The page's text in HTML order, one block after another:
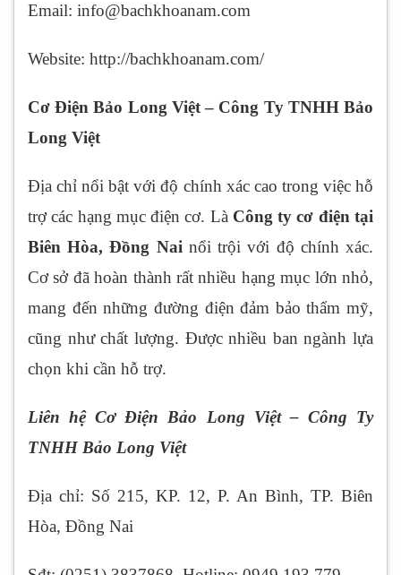
Email: info@bachkhoanam.com
Website: http://bachkhoanam.com/
Cơ Điện Bảo Long Việt – Công Ty TNHH Bảo
Long Việt
Địa chỉ nổi bật với độ chính xác cao trong việc hỗ
trợ các hạng mục điện cơ. Là Công ty cơ điện tại
Biên Hòa, Đồng Nai nổi trội với độ chính xác.
Cơ sở đã hoàn thành rất nhiều hạng mục lớn nhỏ,
mang đến những đường điện đảm bảo thẩm mỹ,
cũng như chất lượng. Được nhiều ban ngành lựa
chọn khi cần hỗ trợ.
Liên hệ Cơ Điện Bảo Long Việt – Công Ty
TNHH Bảo Long Việt
Địa chỉ: Số 215, KP. 12, P. An Bình, TP. Biên
Hòa, Đồng Nai